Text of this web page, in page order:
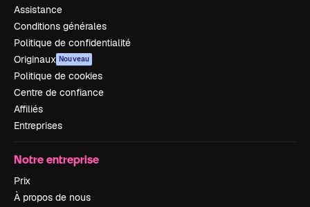
Assistance
Conditions générales
Politique de confidentialité
Originaux Nouveau
Politique de cookies
Centre de confiance
Affiliés
Entreprises
Notre entreprise
Prix
À propos de nous